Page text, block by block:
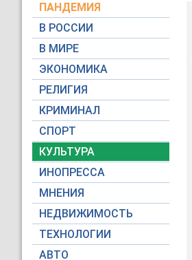
ПАНДЕМИЯ
В РОССИИ
В МИРЕ
ЭКОНОМИКА
РЕЛИГИЯ
КРИМИНАЛ
СПОРТ
КУЛЬТУРА
ИНОПРЕССА
МНЕНИЯ
НЕДВИЖИМОСТЬ
ТЕХНОЛОГИИ
АВТО